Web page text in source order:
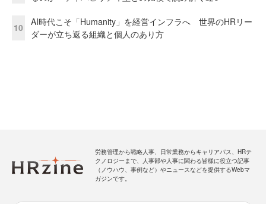
10
AI時代こそ「Humanity」を経営インフラへ 世界のHRリー
ダーが立ち返る組織と個人のあり方
労務管理から戦略人事、日常業務からキャリアパス、HRテ
クノロジーまで、人事部や人事に関わる皆様に役立つ記事
（ノウハウ、事例など）やニュースなどを提供するWebマ
ガジンです。